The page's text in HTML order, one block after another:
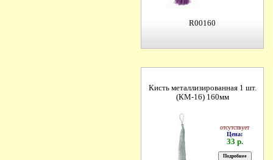
R00160
Кисть металлизированная 1 шт.
(КМ-16) 160мм
отсутствует
Цена:
33 р.